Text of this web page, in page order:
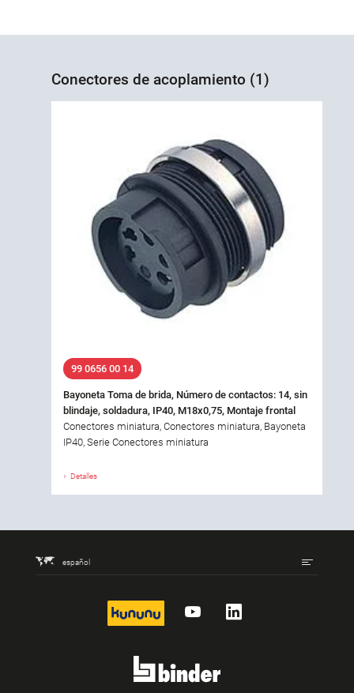
Conectores de acoplamiento (1)
99 0656 00 14
Bayoneta Toma de brida, Número de contactos: 14, sin
blindaje, soldadura, IP40, M18x0,75, Montaje frontal
Conectores miniatura, Conectores miniatura, Bayoneta
IP40, Serie Conectores miniatura
Detalles
español
kununu YouTubeLinkedIn